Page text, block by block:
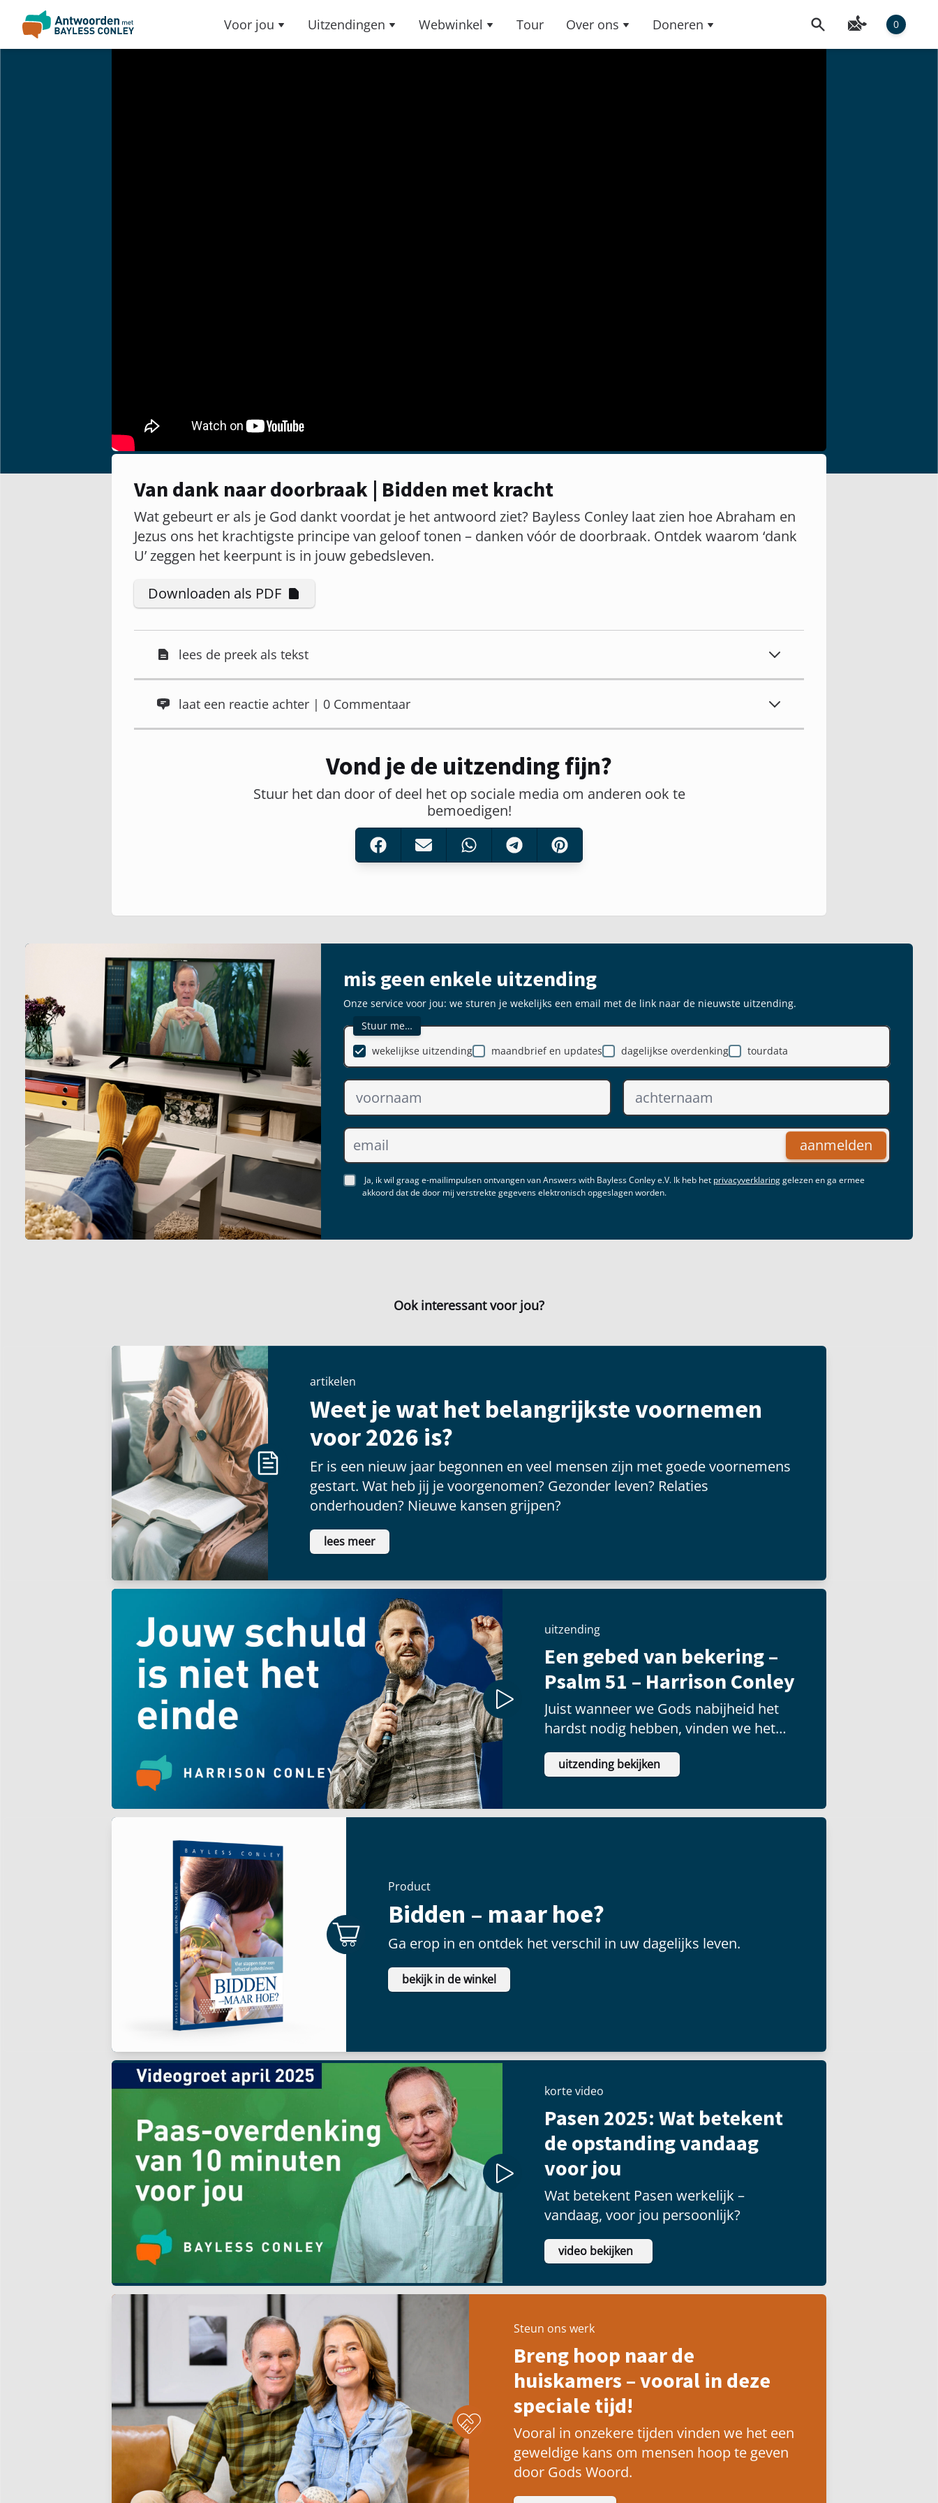
Voor jou Uitzendingen Webwinkel Tour Over ons Doneren 0
Van dank naar doorbraak | Bidden met kracht
Wat gebeurt er als je God dankt voordat je het antwoord ziet? Bayless Conley laat zien hoe Abraham en
Jezus ons het krachtigste principe van geloof tonen – danken vóór de doorbraak. Ontdek waarom ‘dank
U’ zeggen het keerpunt is in jouw gebedsleven.
Downloaden als PDF
lees de preek als tekst
laat een reactie achter | 0 Commentaar
Vond je de uitzending fijn?
Stuur het dan door of deel het op sociale media om anderen ook te
bemoedigen!
mis geen enkele uitzending
Onze service voor jou: we sturen je wekelijks een email met de link naar de nieuwste uitzending.
Stuur me…
maandbrief en updates
dagelijkse overdenking
wekelijkse uitzending tourdata
aanmelden
Ja, ik wil graag e-mailimpulsen ontvangen van Answers with Bayless Conley e.V. Ik heb het privacyverklaringgelezen en ga ermee
akkoord dat de door mij verstrekte gegevens elektronisch opgeslagen worden.
Ook interessant voor jou?
artikelen
Weet je wat het belangrijkste voornemen
voor 2026 is?
Er is een nieuw jaar begonnen en veel mensen zijn met goede voornemens
gestart. Wat heb jij je voorgenomen? Gezonder leven? Relaties
onderhouden? Nieuwe kansen grijpen?
lees meer
uitzending
Een gebed van bekering –
Psalm 51 – Harrison Conley
Juist wanneer we Gods nabijheid het
hardst nodig hebben, vinden we het
vaak het moeilijkst om naar Hem toe te
gaan.
uitzending bekijken
Product
Bidden – maar hoe?
Ga erop in en ontdek het verschil in uw dagelijks leven.
bekijk in de winkel
korte video
Pasen 2025: Wat betekent
de opstanding vandaag
voor jou
Wat betekent Pasen werkelijk –
vandaag, voor jou persoonlijk?
video bekijken
Steun ons werk
Breng hoop naar de
huiskamers – vooral in deze
speciale tijd!
Vooral in onzekere tijden vinden we het een
geweldige kans om mensen hoop te geven
door Gods Woord.